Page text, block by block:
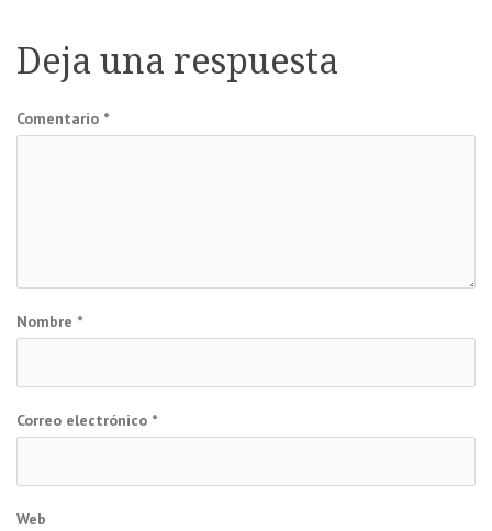
entradas
Deja una respuesta
Comentario *
Nombre *
Correo electrónico *
Web